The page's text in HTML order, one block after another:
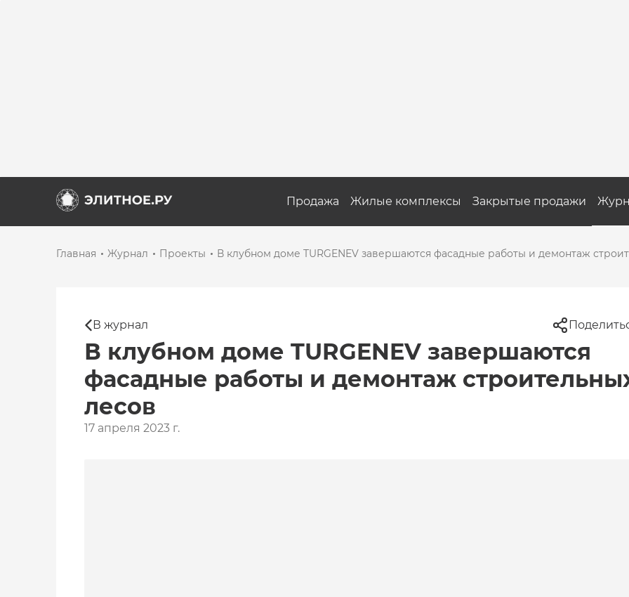
Продажа Жилые комплексы Закрытые продажи
Главная Журнал Проекты В клубном доме TURGENEV завершаются фасадные работы и демонтаж
В журнал
В клубном доме TURGENEV завершаются
фасадные работы и демонтаж
лесов
17 апреля 2023 г.